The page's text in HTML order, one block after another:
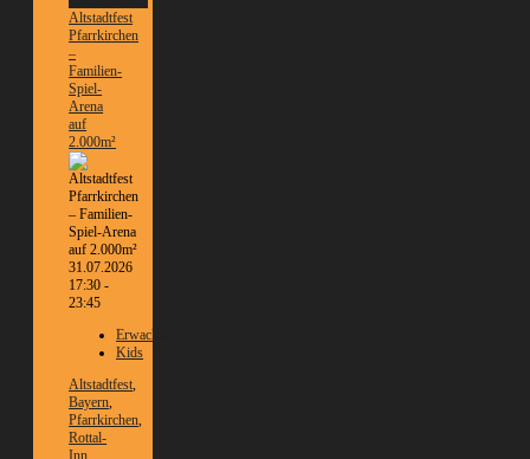
Altstadtfest
Pfarrkirchen
–
Familien-
Spiel-
Arena
auf
2.000m²
31.07.2026
17:30 -
23:45
Erwachsene
Kids
Altstadtfest,
Bayern,
Pfarrkirchen,
Rottal-